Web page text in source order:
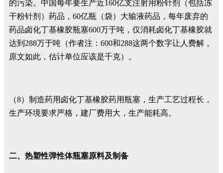
的污染。中国每年要生产近160亿支注射用粉针剂（包括冻
干粉针剂）药品，60亿瓶（袋）大输液药品，每年废弃的
药品卤化丁基橡胶瓶塞600万于吨，仅消耗卤化丁基橡胶就
达到288万于吨（作者注：600和288这两个数字让人费解，
原文如此，估计单位应该是千克）。
（8）制造药用卤化丁基橡胶药用瓶塞，生产工艺过程长，
生产环境要求严格，建厂费用大，生产能耗高。
二、热塑性弹性体瓶塞原料及制备